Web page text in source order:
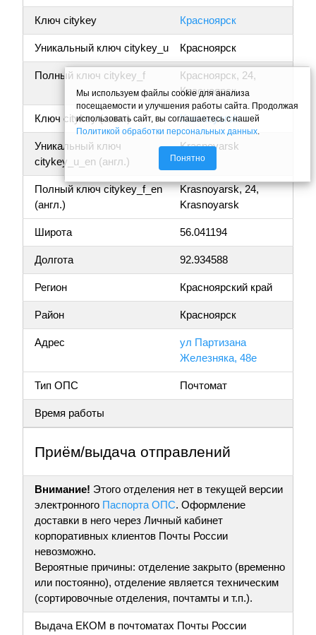
Ключ citykey Красноярск
Уникальный ключ citykey_u Красноярск
Полный ключ citykey_f
Красноярск, 24,
Красноярск
Ключ citykey (англ.) Krasnoyarsk
Уникальный ключ
citykey_u_en (англ.)
Krasnoyarsk
Полный ключ citykey_f_en
(англ.)
Krasnoyarsk, 24,
Krasnoyarsk
Широта 56.041194
Долгота 92.934588
Регион Красноярский край
Район Красноярск
Адрес
ул Партизана
Железняка, 48е
Тип ОПС Почтомат
Время работы
Приём/выдача отправлений
Внимание! Этого отделения нет в текущей версии
электронного Паспорта ОПС. Оформление
доставки в него через Личный кабинет
корпоративных клиентов Почты России
невозможно.
Вероятные причины: отделение закрыто (временно
или постоянно), отделение является техническим
(сортировочные отделения, почтамты и т.п.).
Выдача ЕКОМ в почтоматах Почты России
Мы используем файлы cookie для анализа
посещаемости и улучшения работы сайта. Продолжая
использовать сайт, вы соглашаетесь с нашей
Политикой обработки персональных данных.
Понятно